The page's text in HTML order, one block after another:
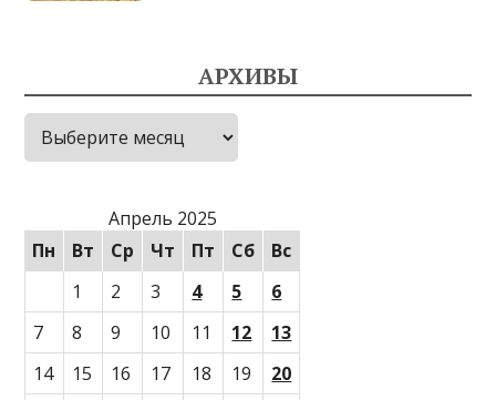
АРХИВЫ
Архивы
Апрель 2025
Пн
Вт Ср Чт Пт Сб
Вс
1
2 3 4 5
6
7
8 9 10 11 12
13
14
15 16 17 18 19
20